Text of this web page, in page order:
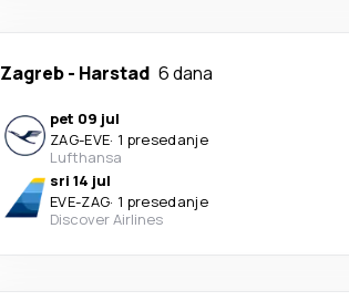
Zagreb- Harstad 6 dana
pet 09 jul
ZAG-EVE· 1 presedanje
Lufthansa
sri 14 jul
EVE-ZAG· 1 presedanje
Discover Airlines